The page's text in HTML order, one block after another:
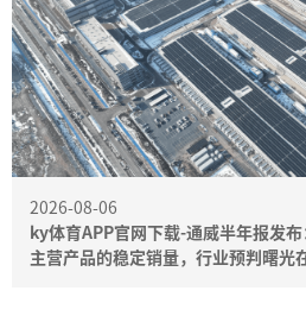
2026-08-06
ky体育APP官网下载-通威半年报发
主营产品的稳定销量，行业预判曙光